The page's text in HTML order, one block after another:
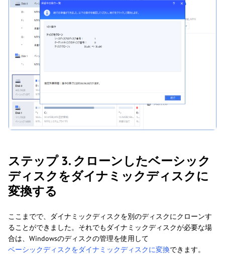
ステップ 3. クローンしたベーシック
ディスクをダイナミックディスクに
変換する
ここまでで、ダイナミックディスクを別のディスクにクローンす
ることができました。それでもダイナミックディスクが必要な場
合は、Windowsのディスクの管理を使用して
ベーシックディスクをダイナミックディスクに変換できます。